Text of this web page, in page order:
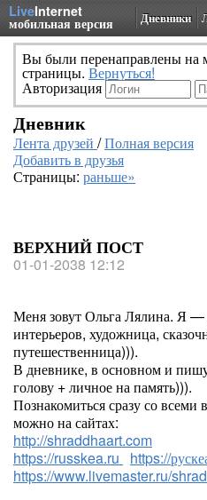
LiveInternet
мобильная версия Дневники
Вы были перенаправлены на
страницы. Вернуться!
Авторизация
Дневник
Лента друзей /Полная версия
Добавить в друзья
Страницы: раньше»
ВЕРХНИЙ ПОСТ
01-01-2038 12:12
Меня зовут Ольга Лялина. Я —
интерьеров, художница,
путешественница))).
В дневнике, в основном и
голову + личное на память))).
Познакомиться сразу со всеми
можно на сайтах:
http://shraddhaart.com
https://russkea.ru
https://
https://www.livemaster.ru/